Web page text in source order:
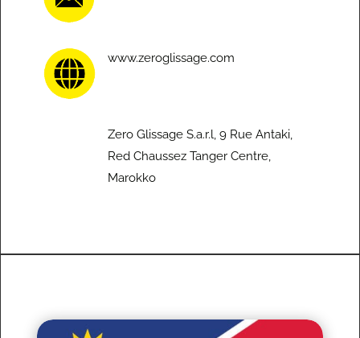
www.zeroglissage.com
Zero Glissage S.a.r.l, 9 Rue Antaki,
Red Chaussez Tanger Centre,
Marokko